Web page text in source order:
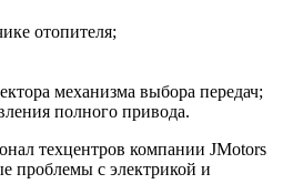
отопителя;
механизма выбора передач;
полного привода.
техцентров компании JMotors
проблемы с электрикой и